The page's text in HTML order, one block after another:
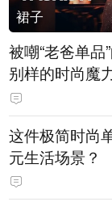
裙子
被嘲“老爸单
别样的时尚魔
这件极简时尚
元生活场景？